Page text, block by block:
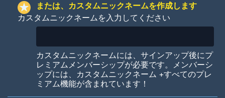
Colorful
または、カスタムニックネームを作成します
カスタムニックネームを入力してください
カスタムニックネームには、サインアップ後にプ
レミアムメンバーシップが必要です。メンバーシ
ップには、カスタムニックネーム +すべてのプレ
ミアム機能が含まれています！